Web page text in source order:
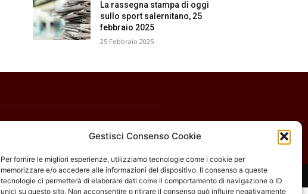
Gestisci Consenso Cookie
Per fornire le migliori esperienze, utilizziamo tecnologie come i cookie per
memorizzare e/o accedere alle informazioni del dispositivo. Il consenso a queste
tecnologie ci permetterà di elaborare dati come il comportamento di navigazione o ID
unici su questo sito. Non acconsentire o ritirare il consenso può influire negativamente
La rassegna stampa di oggi
sullo sport salernitano, 25
febbraio 2025
25 Febbraio 2025